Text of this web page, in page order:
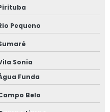
em mg
fundidas
fundidas em mg
fundidas
Pequeno
Sonia
Funda
Belo